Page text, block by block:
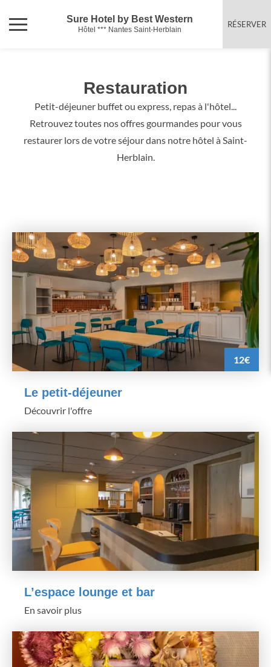
Sure Hotel by Best Western
Hôtel *** Nantes Saint-Herblain
RÉSERVER
Restauration
Petit-déjeuner buffet ou express, repas à l'hôtel...
Retrouvez toutes nos offres gourmandes pour vous
restaurer lors de votre séjour dans notre hôtel à Saint-
Herblain.
12€
Le petit-déjeuner
Découvrir l'offre
L’espace lounge et bar
En savoir plus